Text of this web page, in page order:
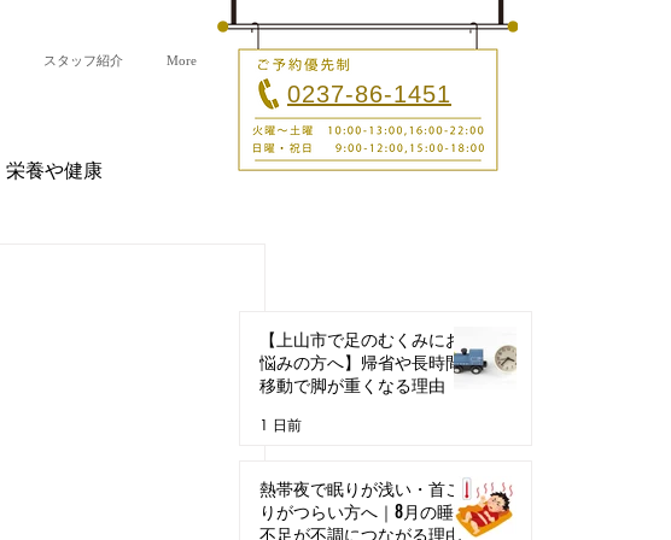
スタッフ紹介 More
0237-86-1451
栄養や健康
【上山市で足のむくみにお
悩みの方へ】帰省や長時間
移動で脚が重くなる理由
1 日前
熱帯夜で眠りが浅い・首こ
りがつらい方へ｜8月の睡眠
不足が不調につながる理由